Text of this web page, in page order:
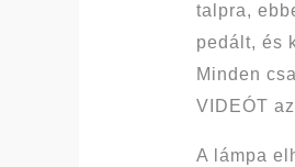
talpra,
pedált, és
Minden
VIDEÓT
A lámpa